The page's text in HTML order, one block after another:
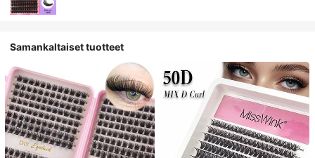
ripsiklusterit, klusteriripset, yksittäiset ripset, alaripset, ripsien
kärjet, ripsiteknikon kosmetiikka, ripsikirjat, pörröiset yms.
Samankaltaiset tuotteet